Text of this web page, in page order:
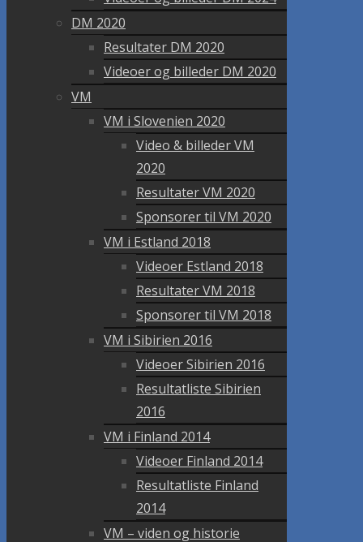
DM 2020
Resultater DM 2020
Videoer og billeder DM 2020
VM
VM i Slovenien 2020
Video & billeder VM
2020
Resultater VM 2020
Sponsorer til VM 2020
VM i Estland 2018
Videoer Estland 2018
Resultater VM 2018
Sponsorer til VM 2018
VM i Sibirien 2016
Videoer Sibirien 2016
Resultatliste Sibirien
2016
VM i Finland 2014
Videoer Finland 2014
Resultatliste Finland
2014
VM – viden og historie